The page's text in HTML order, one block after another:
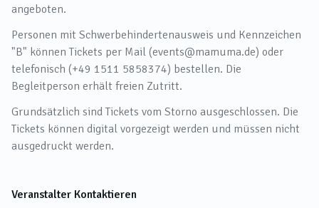
angeboten.
Personen mit Schwerbehindertenausweis und Kennzeichen
"B" können Tickets per Mail (events@mamuma.de) oder
telefonisch (+49 1511 5858374) bestellen. Die
Begleitperson erhält freien Zutritt.
Grundsätzlich sind Tickets vom Storno ausgeschlossen. Die
Tickets können digital vorgezeigt werden und müssen nicht
ausgedruckt werden.
Veranstalter Kontaktieren